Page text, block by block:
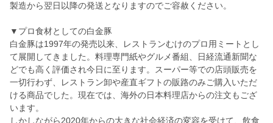
製造から翌日以降の発送となりますのでご容赦ください。
▼プロ食材としての白金豚
白金豚は1997年の発売以来、レストランむけのプロ用ミートとし
て展開してきました。料理専門紙やグルメ番組、日経流通新聞な
どでも高く評価され今日に至ります。スーパー等での店頭販売を
一切行わず、レストラン卸や産直ギフトの販路のみご購入いただ
ける商品でした。現在では、海外の日本料理店からの注文もござ
います。
しかしながら2020年からの大きな社会経済の変容を受けて、飲食